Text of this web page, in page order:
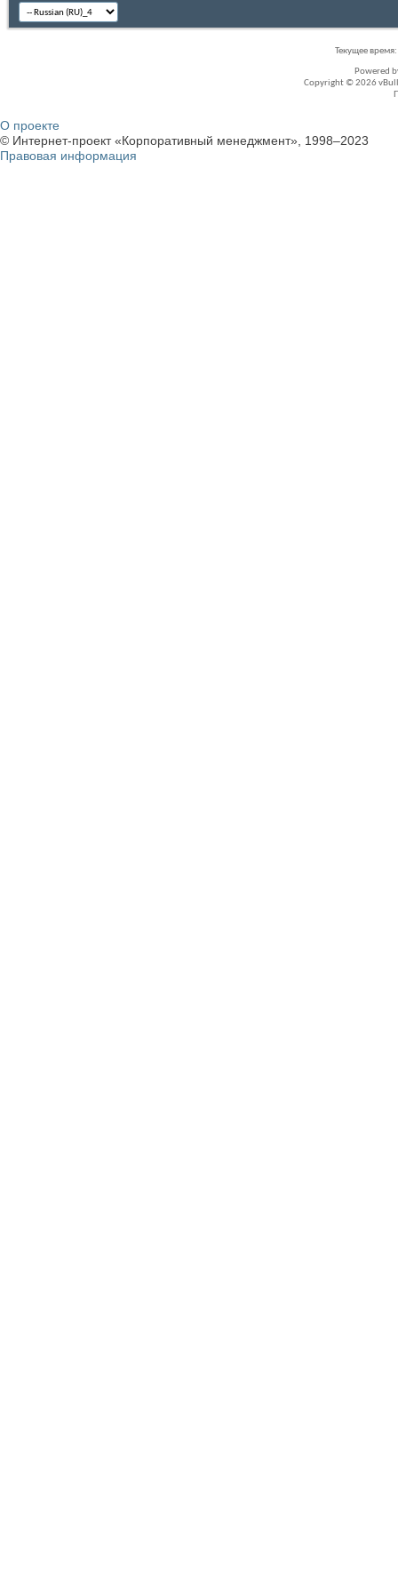
Текущее время:
Powered
Copyright © 2026
О проекте
© Интернет-проект «Корпоративный менеджмент», 1998–2023
Правовая информация